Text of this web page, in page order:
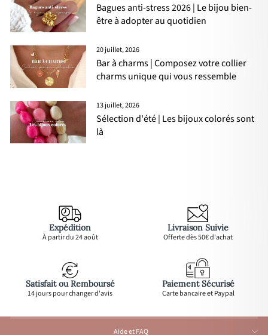
Bagues anti-stress 2026 | Le bijou bien-
être à adopter au quotidien
20 juillet, 2026
Bar à charms | Composez votre collier
charms unique qui vous ressemble
13 juillet, 2026
Sélection d'été | Les bijoux colorés sont
là
Expédition
À partir du 24 août
Livraison Suivie
Offerte dès 50€ d'achat
Satisfait ou Remboursé
14 jours pour changer d'avis
Paiement Sécurisé
Carte bancaire et Paypal
Aide et FAQ